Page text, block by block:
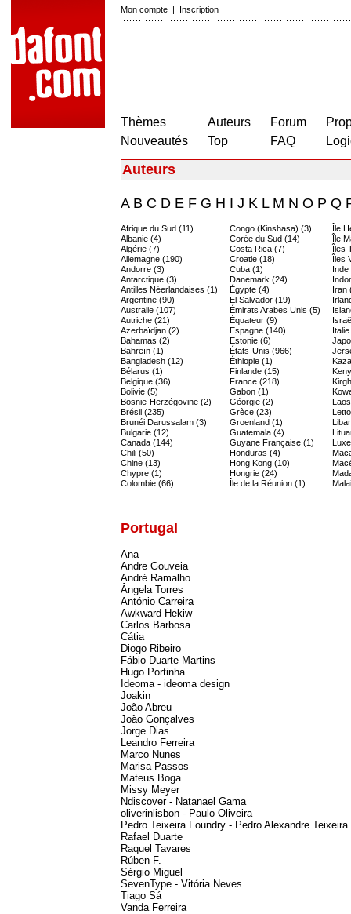
Mon compte | Inscription
Thèmes
Nouveautés
Auteurs
Top
Forum
FAQ
Auteurs
AB C D E F G H I J K LM N O P Q
Afrique du Sud (11)
Albanie (4)
Algérie (7)
Allemagne (190)
Andorre (3)
Antarctique (3)
Antilles Néerlandaises (1)
Argentine (90)
Australie (107)
Autriche (21)
Azerbaïdjan (2)
Bahamas (2)
Bahreïn (1)
Bangladesh (12)
Bélarus (1)
Belgique (36)
Bolivie (5)
Bosnie-Herzégovine (2)
Brésil (235)
Brunéi Darussalam (3)
Bulgarie (12)
Canada (144)
Chili (50)
Chine (13)
Chypre (1)
Colombie (66)
Congo (Kinshasa) (3)
Corée du Sud (14)
Costa Rica (7)
Croatie (18)
Cuba (1)
Danemark (24)
Égypte (4)
El Salvador (19)
Émirats Arabes Unis (5)
Équateur (9)
Espagne (140)
Estonie (6)
États-Unis (966)
Éthiopie (1)
Finlande (15)
France (218)
Gabon (1)
Géorgie (2)
Grèce (23)
Groenland (1)
Guatemala (4)
Guyane Française (1)
Honduras (4)
Hong Kong (10)
Hongrie (24)
Île de la Réunion (1)
Île
Île
Îles
Îles
Inde
Iran
Portugal
Ana
Andre Gouveia
André Ramalho
Ângela Torres
António Carreira
Awkward Hekiw
Carlos Barbosa
Cátia
Diogo Ribeiro
Fábio Duarte Martins
Hugo Portinha
Ideoma - ideoma design
Joakin
João Abreu
João Gonçalves
Jorge Dias
Leandro Ferreira
Marco Nunes
Marisa Passos
Mateus Boga
Missy Meyer
Ndiscover - Natanael Gama
oliverinlisbon - Paulo Oliveira
Pedro Teixeira Foundry - Pedro Alexandre Teixeira
Rafael Duarte
Raquel Tavares
Rúben F.
Sérgio Miguel
SevenType - Vitória Neves
Tiago Sá
Vanda Ferreira